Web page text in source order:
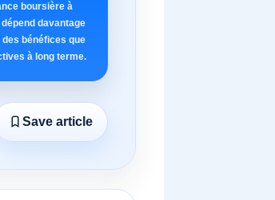
boursière à
davantage
des bénéfices que
à long terme.
Save article